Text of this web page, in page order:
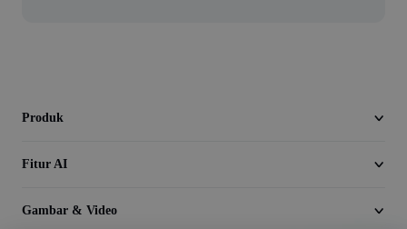
Produk
Fitur AI
Gambar & Video